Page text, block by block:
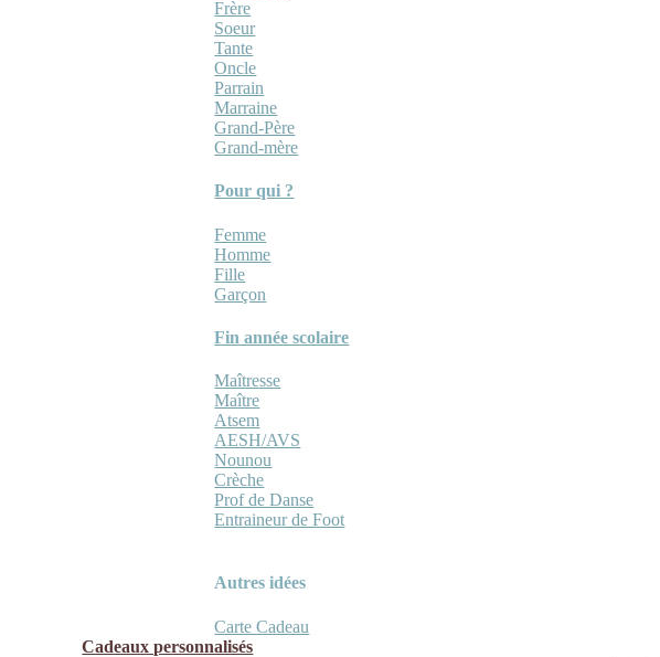
Frère
Soeur
Tante
Oncle
Parrain
Marraine
Grand-Père
Grand-mère
Pour qui ?
Femme
Homme
Fille
Garçon
Fin année scolaire
Maîtresse
Maître
Atsem
AESH/AVS
Nounou
Crèche
Prof de Danse
Entraineur de Foot
Autres idées
Carte Cadeau
Cadeaux personnalisés